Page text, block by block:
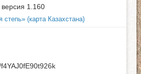
1.160
степь» (карта Казахстана)